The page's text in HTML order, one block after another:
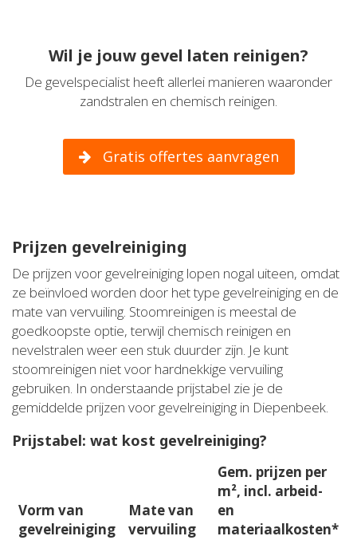
Wil je jouw gevel laten reinigen?
De gevelspecialist heeft allerlei manieren waaronder
zandstralen en chemisch reinigen.
Gratis offertes aanvragen
Prijzen gevelreiniging
De prijzen voor gevelreiniging lopen nogal uiteen, omdat
ze beïnvloed worden door het type gevelreiniging en de
mate van vervuiling. Stoomreinigen is meestal de
goedkoopste optie, terwijl chemisch reinigen en
nevelstralen weer een stuk duurder zijn. Je kunt
stoomreinigen niet voor hardnekkige vervuiling
gebruiken. In onderstaande prijstabel zie je de
gemiddelde prijzen voor gevelreiniging in Diepenbeek.
Prijstabel: wat kost gevelreiniging?
Vorm van
gevelreiniging
Mate van
vervuiling
Gem. prijzen per
m², incl. arbeid-
en
materiaalkosten*